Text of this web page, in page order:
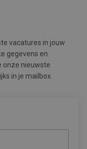
vacatures in jouw
gegevens en
onze nieuwste
in je mailbox.